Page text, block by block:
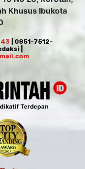
ADS INDONESIA